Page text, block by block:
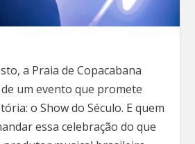
a Praia de Copacabana
um evento que promete
o Show do Século. E quem
essa celebração do que